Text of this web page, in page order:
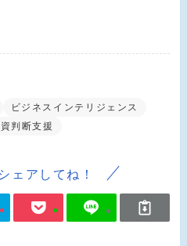
ビジネスインテリジェンス
判断支援
ェアしてね！